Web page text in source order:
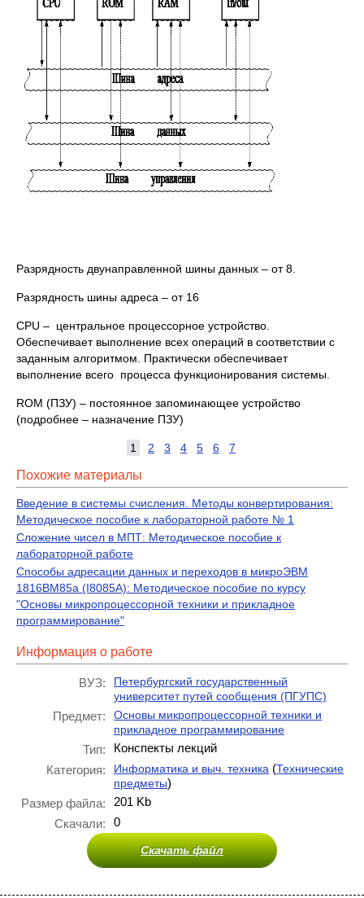
Разрядность двунаправленной шины данных – от 8.
Разрядность шины адреса – от 16
CPU – центральное процессорное устройство.
Обеспечивает выполнение всех операций в соответствии с
заданным алгоритмом. Практически обеспечивает
выполнение всего процесса функционирования системы.
ROM (ПЗУ) – постоянное запоминающее устройство
(подробнее – назначение ПЗУ)
1 2 3 4 5 6 7
Похожие материалы
Введение в системы счисления. Методы конвертирования:
Методическое пособие к лабораторной работе № 1
Сложение чисел в МПТ: Методическое пособие к
лабораторной работе
Способы адресации данных и переходов в микроЭВМ
1816ВМ85а (I8085А): Методическое пособие по курсу
"Основы микропроцессорной техники и прикладное
программирование"
Информация о работе
ВУЗ:
Петербургский государственный
университет путей сообщения (ПГУПС)
Предмет:
Основы микропроцессорной техники и
прикладное программирование
Тип:
Конспекты лекций
Категория:
Информатика и выч. техника (Технические
предметы)
Размер файла:
201 Kb
Скачали:
0
Скачать файл